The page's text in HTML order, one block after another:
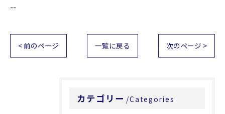
--
< 前のページ 一覧に戻る 次のページ >
カテゴリー Categories